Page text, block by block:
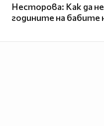
Несторова: Как да
годините на бабите